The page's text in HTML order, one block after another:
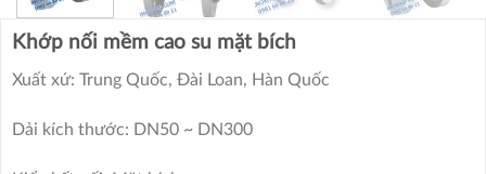
Khớp nối mềm cao su mặt bích
Xuất xứ: Trung Quốc, Đài Loan, Hàn Quốc
Dải kích thước: DN50 ~ DN300